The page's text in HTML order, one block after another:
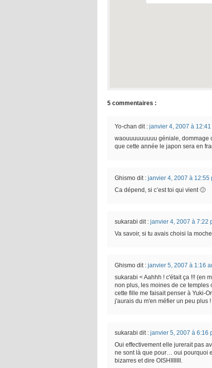
5 commentaires :
Yo-chan dit : janvier 4, 2007 à 12:41
waouuuuuuuuu géniale, dommage
que cette année le japon sera en
Ghismo dit : janvier 4, 2007 à 12:55
Ca dépend, si c’est toi qui vient 🙂
sukarabi dit : janvier 4, 2007 à 7:22
Va savoir, si tu avais choisi la
Ghismo dit : janvier 5, 2007 à 1:16
sukarabi < Aahhh ! c'était ça !!! (en
non plus, les moines de ce temples
cette fille me faisait penser à Yuki-
j'aurais du m'en méfier un peu plus !
sukarabi dit : janvier 5, 2007 à 6:16
Oui effectivement elle jurerait pas
ne sont là que pour… oui pourquoi
bizarres et dire OISHIIIIIII.